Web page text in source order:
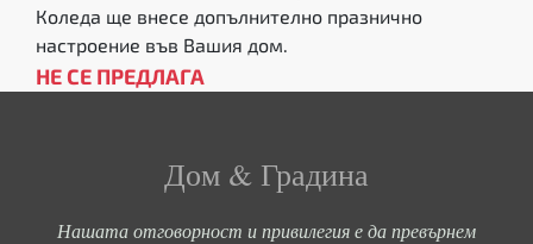
Коледа ще внесе допълнително празнично
настроение във Вашия дом.
НЕ СЕ ПРЕДЛАГА
Дом & Градина
Нашата отговорност и привилегия е да превърнем